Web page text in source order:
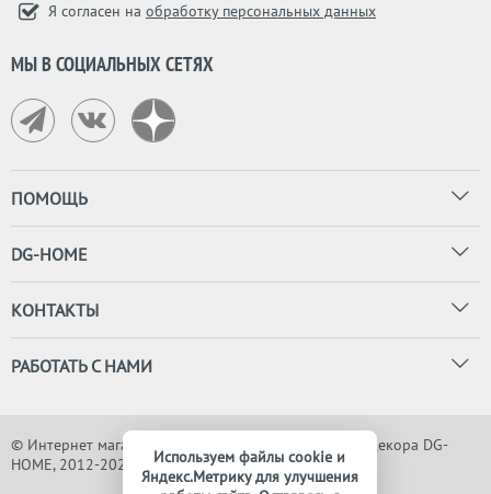
Я согласен на обработку персональных данных
МЫ В СОЦИАЛЬНЫХ СЕТЯХ
ПОМОЩЬ
DG-HOME
КОНТАКТЫ
РАБОТАТЬ С НАМИ
© Интернет магазин дизайнерской мебели, света и декора DG-
HOME, 2012-2026. Все права защищены
Используем файлы cookie и
Яндекс.Метрику для улучшения